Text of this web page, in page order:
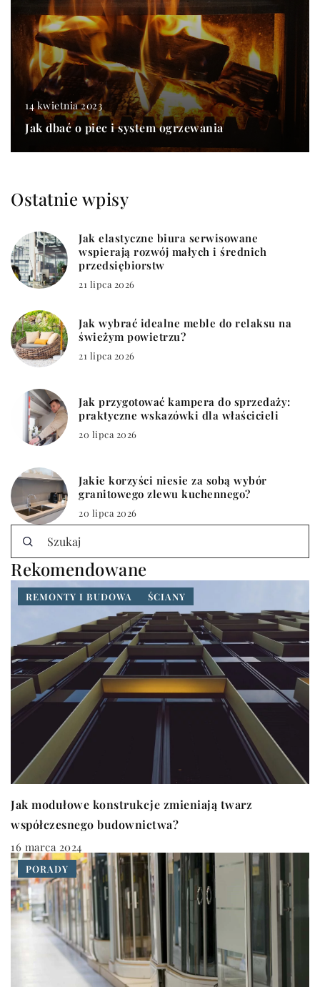
14 kwietnia 2023
Jak dbać o piec i system ogrzewania
Ostatnie wpisy
Jak elastyczne biura serwisowane
wspierają rozwój małych i średnich
przedsiębiorstw
21 lipca 2026
Jak wybrać idealne meble do relaksu na
świeżym powietrzu?
21 lipca 2026
Jak przygotować kampera do sprzedaży:
praktyczne wskazówki dla właścicieli
20 lipca 2026
Jakie korzyści niesie za sobą wybór
granitowego zlewu kuchennego?
20 lipca 2026
Rekomendowane
REMONTY I BUDOWA ŚCIANY
Jak modułowe konstrukcje zmieniają twarz
współczesnego budownictwa?
16 marca 2024
PORADY